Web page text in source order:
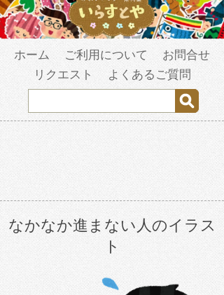
ホーム ご利用について
お問合せ
リクエスト
よくあるご質問
なかなか進まない人のイラス
ト